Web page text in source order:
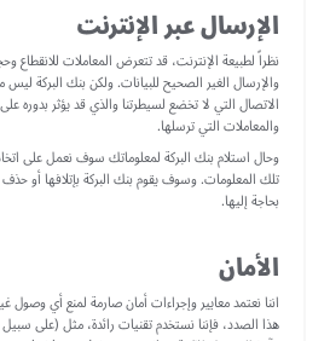
الإرسال عبر الإنترنت
نظراً لطبيعة الإنترنت، قد تتعرض المعاملات للانقطاع
والإرسال الغير الصحيح للبيانات. ولكن بنك البركة
الاتصال التي لا تخضع لسيطرتنا والذي قد يؤثر بدوره
والمعاملات التي ترسلها.
وحال استلام بنك البركة لمعلوماتك سوف نعمل على
تلك المعلومات. وسوف يقوم بنك البركة بإتلافها أو
بحاجة إليها.
الأمان
اننا نعتمد معايير وإجراءات أمان صارمة لمنع أي
هذا الصدد، فإننا نستخدم تقنيات رائدة، مثل (على